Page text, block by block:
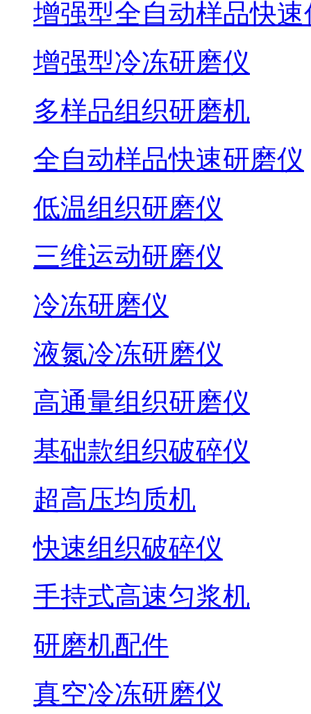
增强型全自动样品快速
增强型冷冻研磨仪
多样品组织研磨机
全自动样品快速研磨仪
低温组织研磨仪
三维运动研磨仪
冷冻研磨仪
液氮冷冻研磨仪
高通量组织研磨仪
基础款组织破碎仪
超高压均质机
快速组织破碎仪
手持式高速匀浆机
研磨机配件
真空冷冻研磨仪